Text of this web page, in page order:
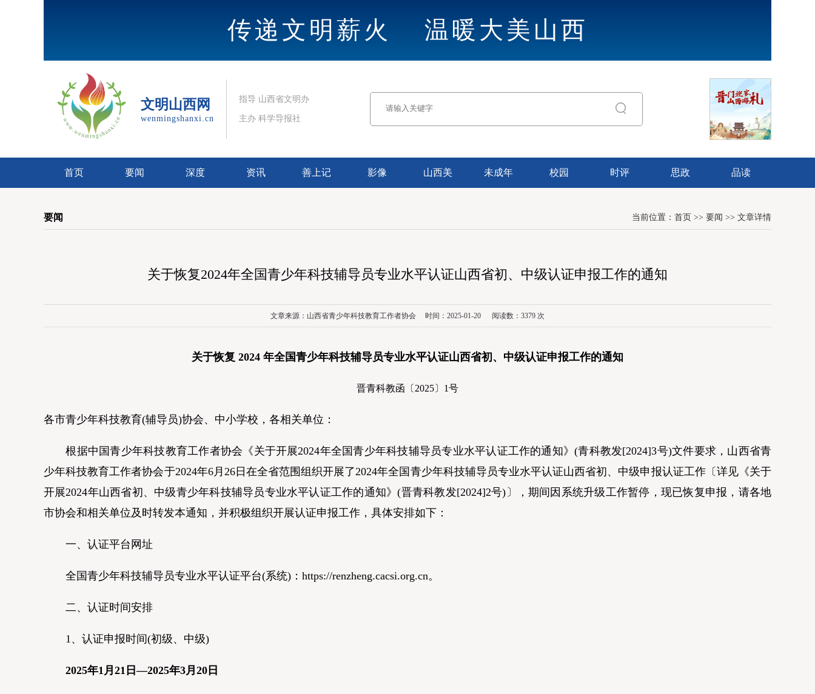
传递文明薪火 温暖大美山西
文明山西网
wenmingshanxi.cn
指导 山西省文明办
主办 科学导报社
首页 要闻 深度 资讯 善上记 影像 山西美 未成年 校园 时评 思政 品读
要闻 当前位置： 首页 >> 要闻 >> 文章详情
关于恢复2024年全国青少年科技辅导员专业水平认证山西省初、中级认证申报工作的通知
文章来源：山西省青少年科技教育工作者协会 时间：2025-01-20 阅读数： 3379 次
关于恢复 2024 年全国青少年科技辅导员专业水平认证山西省初、中级认证申报工作的通知
晋青科教函〔2025〕1号
各市青少年科技教育(辅导员)协会、中小学校，各相关单位：
根据中国青少年科技教育工作者协会《关于开展2024年全国青少年科技辅导员专业水平认证工作的通知》(青科教发[2024]3号)文件要求，山西省青
少年科技教育工作者协会于2024年6月26日在全省范围组织开展了2024年全国青少年科技辅导员专业水平认证山西省初、中级申报认证工作〔详见《关于
开展2024年山西省初、中级青少年科技辅导员专业水平认证工作的通知》(晋青科教发[2024]2号)〕，期间因系统升级工作暂停，现已恢复申报，请各地
市协会和相关单位及时转发本通知，并积极组织开展认证申报工作，具体安排如下：
一、认证平台网址
全国青少年科技辅导员专业水平认证平台(系统)：https://renzheng.cacsi.org.cn。
二、认证时间安排
1、认证申报时间(初级、中级)
2025年1月21日—2025年3月20日